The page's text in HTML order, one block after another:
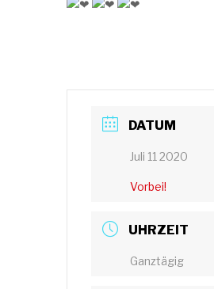
DATUM
Juli 11 2020
Vorbei!
UHRZEIT
Ganztägig